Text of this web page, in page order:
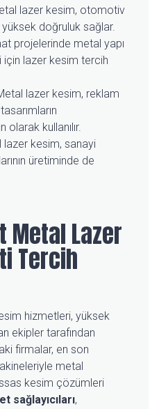
lazer kesim, otomotiv
yüksek doğruluk sağlar.
projelerinde metal yapı
için lazer kesim tercih
lazer kesim, reklam
olarak kullanılır.
lazer kesim, sanayi
üretiminde de
Metal Lazer
Tercih
hizmetleri, yüksek
ekipler tarafından
firmalar, en son
metal
kesim çözümleri
sağlayıcıları,